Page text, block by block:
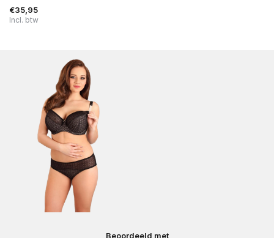
€35,95
Incl. btw
Beoordeeld met